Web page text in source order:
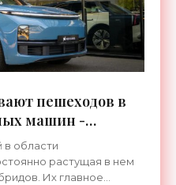
пешеходов в
машин -
в области
растущая в нем
Их главное